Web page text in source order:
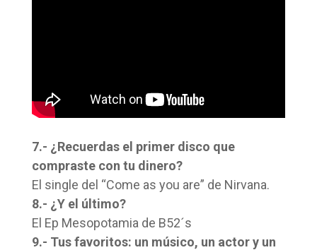
7.- ¿Recuerdas el primer disco que
compraste con tu dinero?
El single del “Come as you are” de Nirvana.
8.- ¿Y el último?
El Ep Mesopotamia de B52´s
9.- Tus favoritos: un músico, un actor y un